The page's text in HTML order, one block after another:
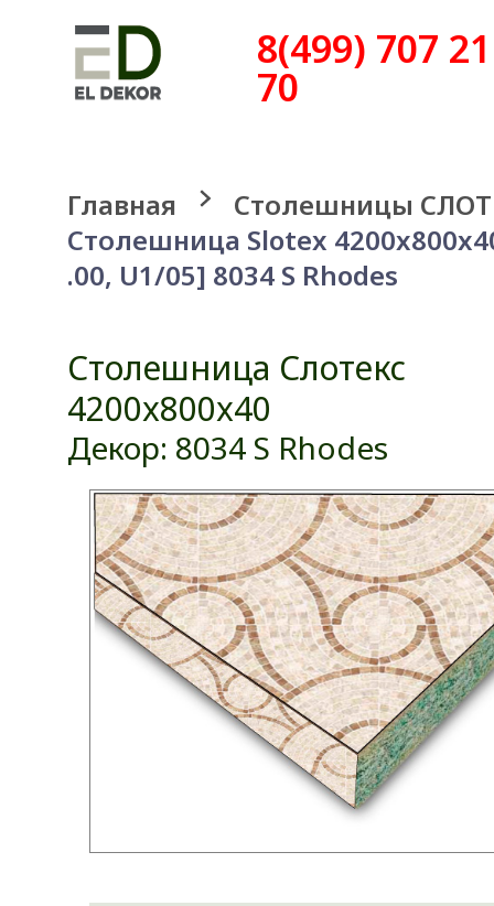
8(499) 707 21
70
Главная
Столешницы
Столешница Slotex
.00, U1/05] 8034 S Rhodes
Столешница Слотекс
4200x800x40
Декор: 8034 S Rhodes